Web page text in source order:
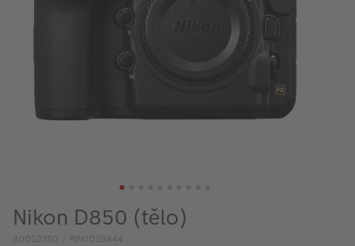
PŘÍSLUŠENSTVÍ
VÝPRODEJ
Fotoprodukty
Nikon D850 (tělo)
80052760 / PIM1039444